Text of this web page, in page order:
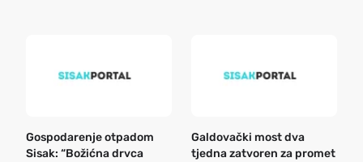
Gospodarenje otpadom
Sisak: “Božićna drvca
Galdovački most dva
tjedna zatvoren za promet